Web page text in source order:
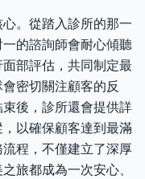
。從踏入診所的那一
的諮詢師會耐心傾聽
部評估，共同制定最
密切關注顧客的反
後，診所還會提供詳
以確保顧客達到最滿
程，不僅建立了深厚
旅都成為一次安心、